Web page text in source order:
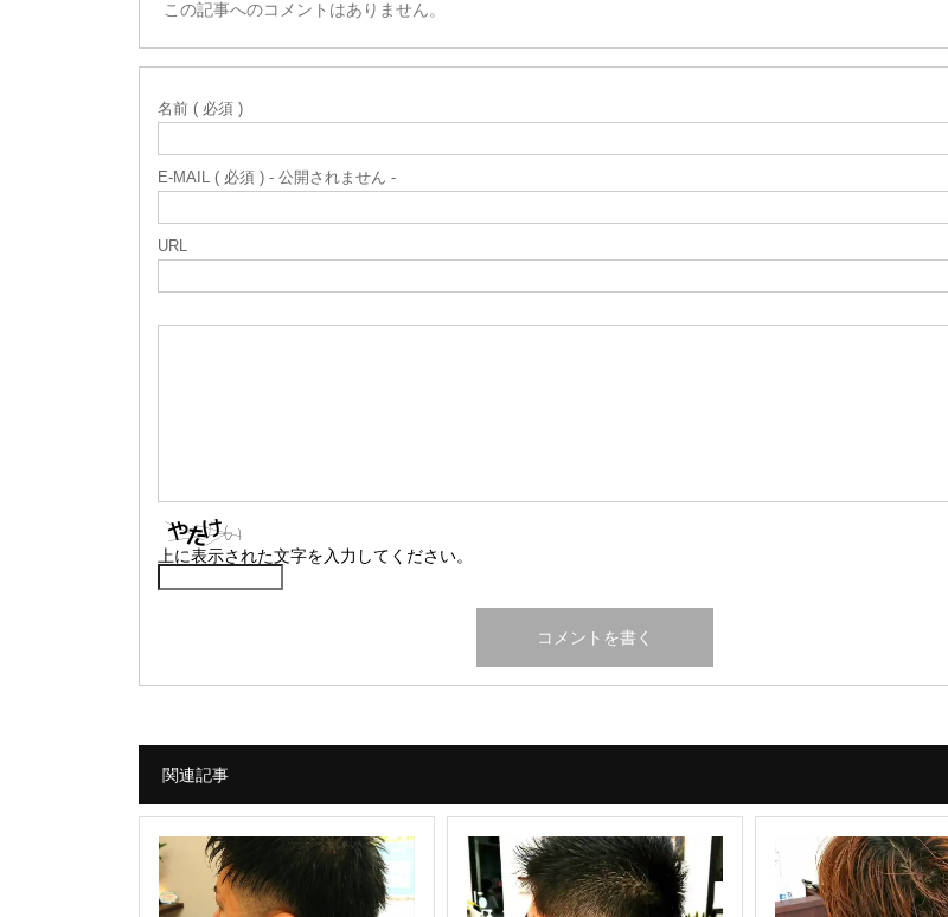
この記事へのコメントはありません。
名前 ( 必須 )
E-MAIL ( 必須 ) - 公開されません -
URL
上に表示された文字を入力してください。
関連記事